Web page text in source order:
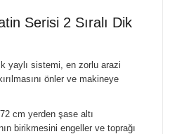
Serisi 2 Sıralı Dik
yaylı sistemi, en zorlu arazi
önler ve makineye
72 cm yerden şase altı
birikmesini engeller ve toprağı